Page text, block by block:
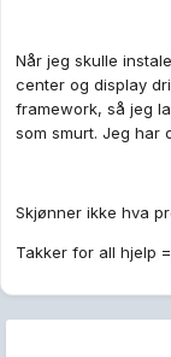
Når jeg skulle
center og display
framework, så jeg
som smurt. Jeg har
Skjønner ikke hva
Takker for all hjelp